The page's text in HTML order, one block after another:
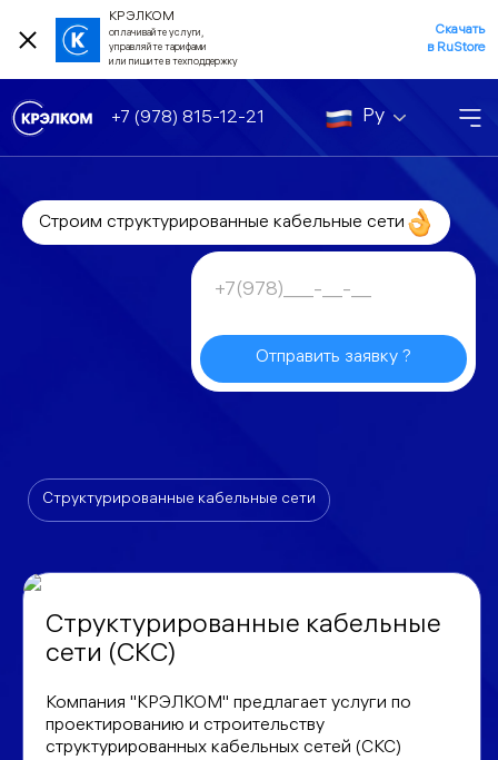
КРЭЛКОМ
оплачивайте услуги,
управляйте тарифами
или пишите в техподдержку
Скачать
в RuStore
+7 (978) 815-12-21 Ру
Строим структурированные кабельные сети
Отправить заявку ?
Структурированные кабельные сети
Структурированные кабельные
сети (СКС)
Компания "КРЭЛКОМ" предлагает услуги по
проектированию и строительству
структурированных кабельных сетей (СКС)